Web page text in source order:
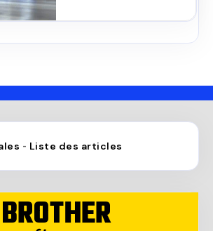
- Liste des articles
BROTHER